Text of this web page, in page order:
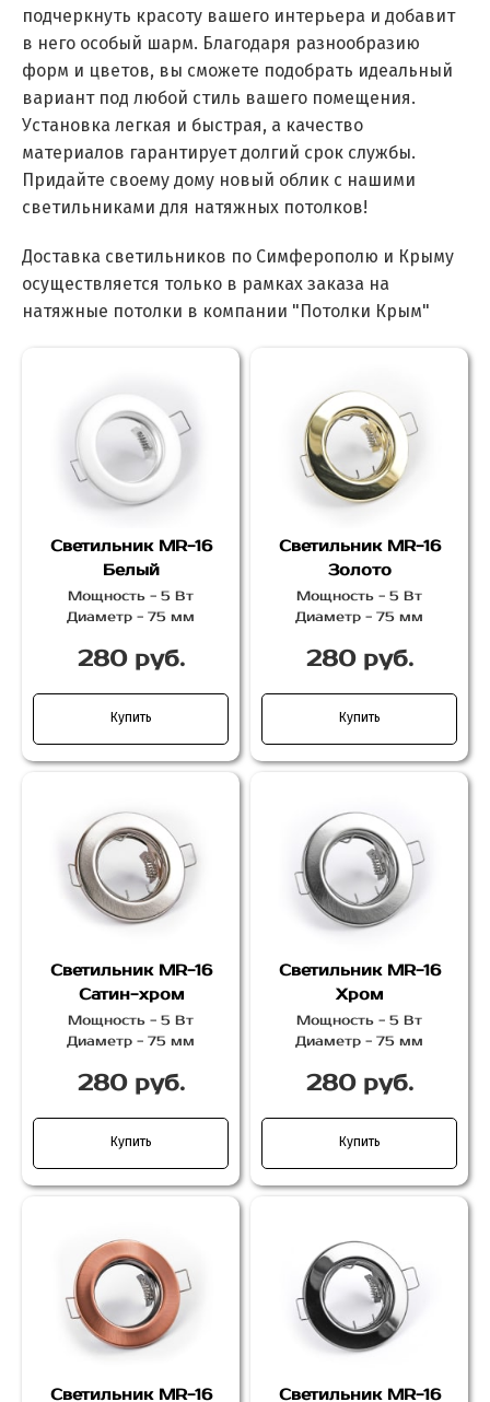
подчеркнуть красоту вашего интерьера и добавит
в него особый шарм. Благодаря разнообразию
форм и цветов, вы сможете подобрать идеальный
вариант под любой стиль вашего помещения.
Установка легкая и быстрая, а качество
материалов гарантирует долгий срок службы.
Придайте своему дому новый облик с нашими
светильниками для натяжных потолков!
Доставка светильников по Симферополю и Крыму
осуществляется только в рамках заказа на
натяжные потолки в компании "Потолки Крым"
Светильник MR-16
Белый
Мощность - 5 Вт
Диаметр - 75 мм
280 руб.
Купить
Светильник MR-16
Золото
Мощность - 5 Вт
Диаметр - 75 мм
280 руб.
Купить
Светильник MR-16
Сатин-хром
Мощность - 5 Вт
Диаметр - 75 мм
280 руб.
Купить
Светильник MR-16
Хром
Мощность - 5 Вт
Диаметр - 75 мм
280 руб.
Купить
Светильник MR-16 Светильник MR-16